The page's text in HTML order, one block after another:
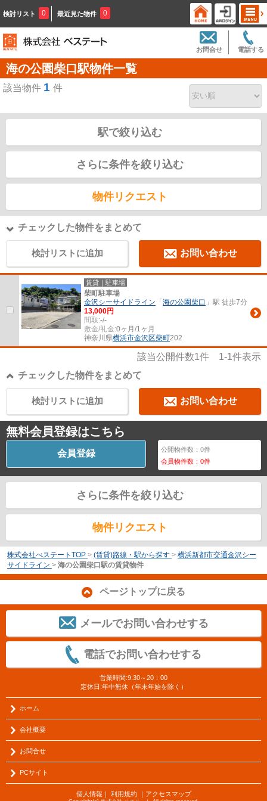
検討リスト 0 最近見た物件 0
電話する
お問合せ
海の公園柴口駅物件一覧
該当物件 1 件
駅で絞り込む
さらに条件を絞り込む
物件リクエスト
チェックした物件をまとめて
検討リストに追加 お問い合わせ
賃貸｜駐車場
柴町駐車場
金沢シーサイドライン 「 海の公園柴口 」駅 徒歩7分
13,000円
間取:-/-
敷金/礼金:0ヶ月/1ヶ月
神奈川県横浜市金沢区柴町202
該当公開件数1件 1-1件表示
チェックした物件をまとめて
お問い合わせ
検討リストに追加
無料会員登録はこちら
会員登録 公開物件数：0件
会員物件数：0件
さらに条件を絞り込む
物件リクエスト
株式会社べステートTOP > (賃貸)路線・駅から探す > 横浜新都市交通金沢シー
サイドライン > 海の公園柴口駅の賃貸物件
ページトップに戻る
メールでお問い合わせする
電話でお問い合わせする
営業時間:9:30～20：00
定休日:年中無休（年末年始を除く）
ホーム
会社概要
お問合せ
PCサイト
個人情報 ｜ 利用規約｜ アクセスマップ